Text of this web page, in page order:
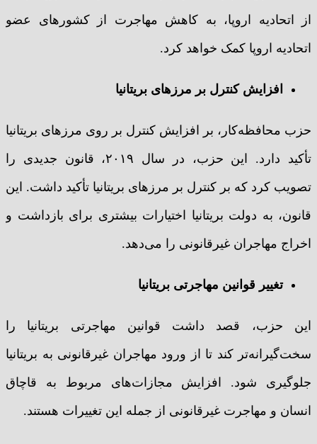
از اتحادیه اروپا، به کاهش مهاجرت از کشورهای عضو
اتحادیه اروپا کمک خواهد کرد.
افزایش کنترل بر مرزهای بریتانیا
حزب محافظه‌کار، بر افزایش کنترل بر روی مرزهای بریتانیا
تأکید دارد. این حزب، در سال ۲۰۱۹، قانون جدیدی را
تصویب کرد که بر کنترل بر مرزهای بریتانیا تأکید داشت. این
قانون، به دولت بریتانیا اختیارات بیشتری برای بازداشت و
اخراج مهاجران غیرقانونی را می‌دهد.
تغییر قوانین مهاجرتی بریتانیا
این حزب، قصد داشت قوانین مهاجرتی بریتانیا را
سخت‌گیرانه‌تر کند تا از ورود مهاجران غیرقانونی به بریتانیا
جلوگیری شود. افزایش مجازات‌های مربوط به قاچاق
انسان و مهاجرت غیرقانونی از جمله این تغییرات هستند.